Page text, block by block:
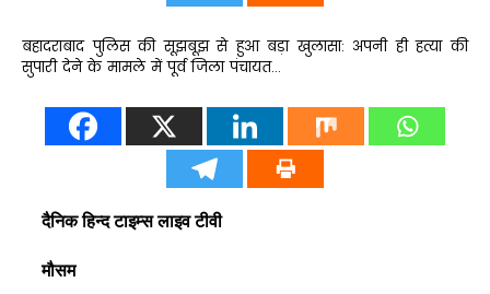
बहादराबाद पुलिस की सूझबूझ से हुआ बड़ा खुलासा: अपनी ही हत्या की
सुपारी देने के मामले में पूर्व जिला पंचायत…
दैनिक हिन्द टाइम्स लाइव टीवी
मौसम